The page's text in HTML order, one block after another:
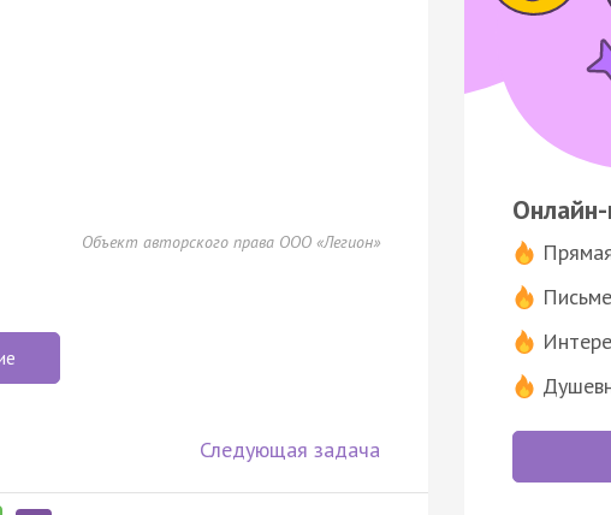
Объект авторского права ООО «Легион»
Следующая задача